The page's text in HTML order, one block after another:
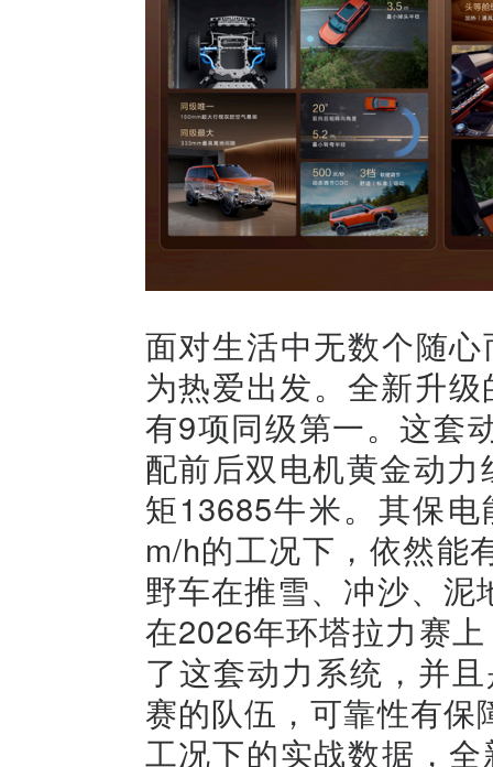
面对生活中无数个随
为热爱出发。全新升
有9项同级第一。这套
配前后双电机黄金动
矩13685牛米。其保
m/h的工况下，依然能
野车在推雪、冲沙、
在2026年环塔拉力赛
了这套动力系统，并
赛的队伍，可靠性有
工况下的实战数据，